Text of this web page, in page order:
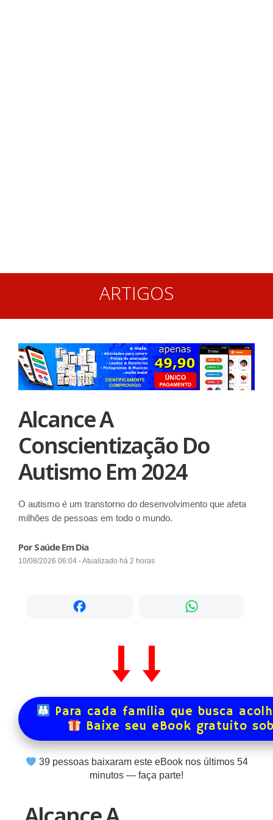
ARTIGOS
Alcance A
Conscientização Do
Autismo Em 2024
O autismo é um transtorno do desenvolvimento que afeta
milhões de pessoas em todo o mundo.
Por Saúde Em Dia
10/08/2026 06:04 - Atualizado há 2 horas
Para cada família que busca
Baixe seu eBook gratuito
39pessoas baixaram este eBook nos últimos 54
minutos — faça parte!